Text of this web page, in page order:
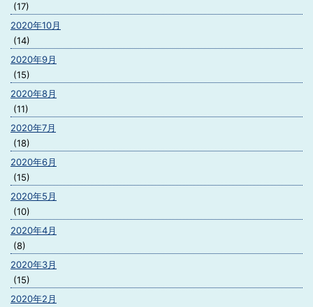
(17)
2020年10月
(14)
2020年9月
(15)
2020年8月
(11)
2020年7月
(18)
2020年6月
(15)
2020年5月
(10)
2020年4月
(8)
2020年3月
(15)
2020年2月